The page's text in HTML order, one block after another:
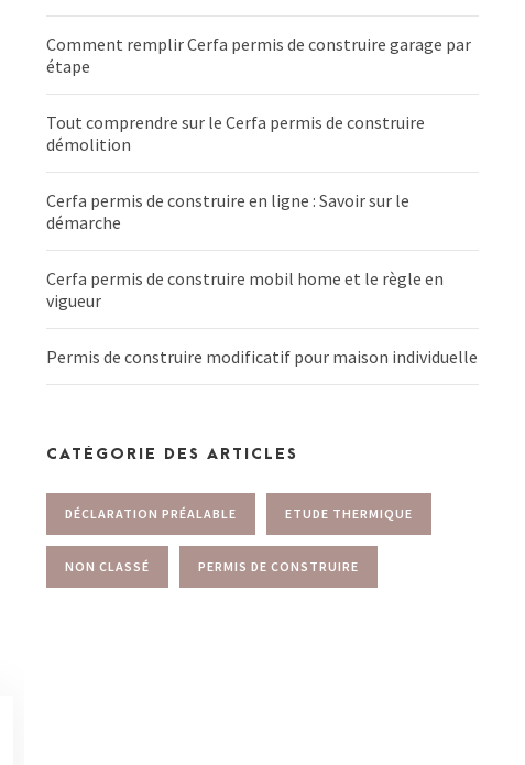
Comment remplir Cerfa permis de construire garage par
étape
Tout comprendre sur le Cerfa permis de construire
démolition
Cerfa permis de construire en ligne : Savoir sur le
démarche
Cerfa permis de construire mobil home et le règle en
vigueur
Permis de construire modificatif pour maison individuelle
CATÉGORIE DES ARTICLES
DÉCLARATION PRÉALABLE ETUDE THERMIQUE
NON CLASSÉ PERMIS DE CONSTRUIRE